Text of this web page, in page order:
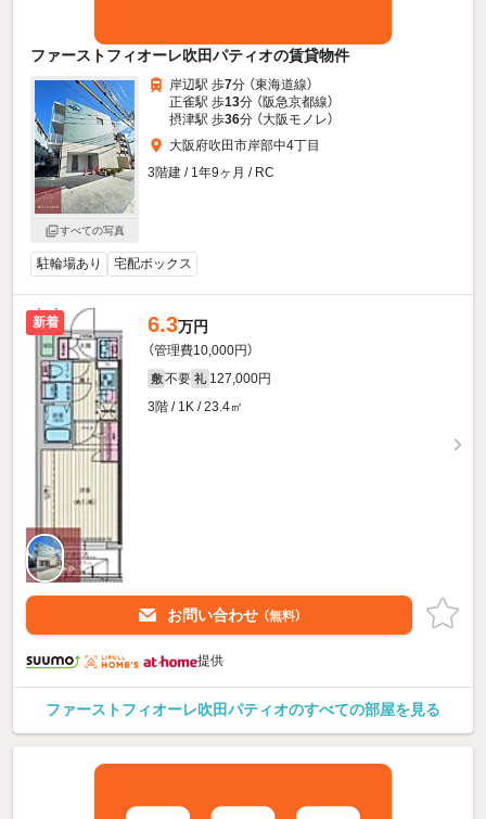
ファーストフィオーレ吹田パティオの賃貸物件
すべての写真
岸辺駅 歩7分 （東海道線）
正雀駅 歩13分 （阪急京都線）
摂津駅 歩36分 （大阪モノレ）
大阪府吹田市岸部中4丁目
3階建 / 1年9ヶ月 / RC
駐輪場あり 宅配ボックス
新着 6.3万円
（管理費10,000円）
敷 不要 礼 127,000円
3階 / 1K / 23.4㎡
お問い合わせ （無料）
提供
ファーストフィオーレ吹田パティオのすべての部屋を見る